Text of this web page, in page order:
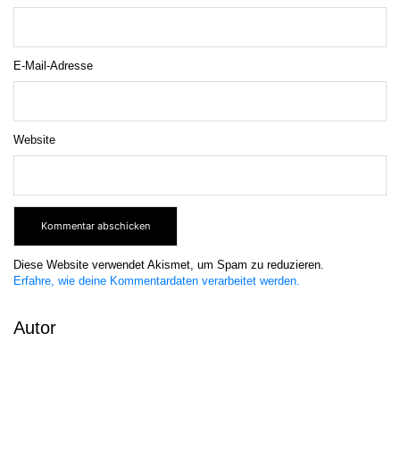
E-Mail-Adresse
Website
Diese Website verwendet Akismet, um Spam zu reduzieren.
Erfahre, wie deine Kommentardaten verarbeitet werden.
Autor